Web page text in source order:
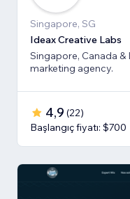
Singapore, SG
Ideax Creative Labs
Singapore, Canada
marketing agency.
4,9 (22)
Başlangıç fiyatı: $700